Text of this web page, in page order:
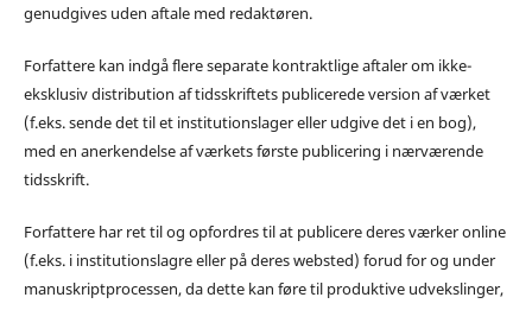
genudgives uden aftale med redaktøren.
Forfattere kan indgå flere separate kontraktlige aftaler om ikke-
eksklusiv distribution af tidsskriftets publicerede version af værket
(f.eks. sende det til et institutionslager eller udgive det i en bog),
med en anerkendelse af værkets første publicering i nærværende
tidsskrift.
Forfattere har ret til og opfordres til at publicere deres værker online
(f.eks. i institutionslagre eller på deres websted) forud for og under
manuskriptprocessen, da dette kan føre til produktive udvekslinger,